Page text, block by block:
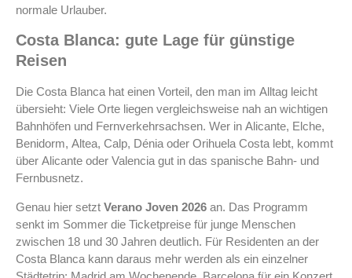
normale Urlauber.
Costa Blanca: gute Lage für günstige
Reisen
Die Costa Blanca hat einen Vorteil, den man im Alltag leicht
übersieht: Viele Orte liegen vergleichsweise nah an wichtigen
Bahnhöfen und Fernverkehrsachsen. Wer in Alicante, Elche,
Benidorm, Altea, Calp, Dénia oder Orihuela Costa lebt, kommt
über Alicante oder Valencia gut in das spanische Bahn- und
Fernbusnetz.
Genau hier setzt Verano Joven 2026 an. Das Programm
senkt im Sommer die Ticketpreise für junge Menschen
zwischen 18 und 30 Jahren deutlich. Für Residenten an der
Costa Blanca kann daraus mehr werden als ein einzelner